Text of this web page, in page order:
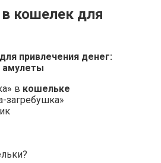
кошелек для
для привлечения денег:
в кошельке
загребушка»